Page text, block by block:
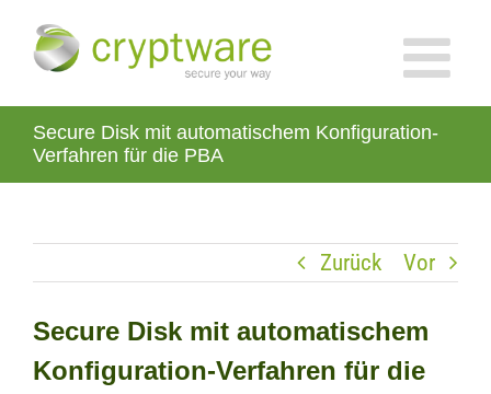
Inhalt
Secure Disk mit automatischem Konfiguration-
Verfahren für die PBA
Zurück Vor
Secure Disk mit automatischem
Konfiguration-Verfahren für die